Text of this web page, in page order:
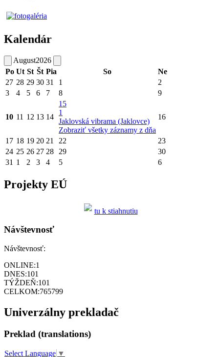
Kalendár
August2026
Po Ut St Št Pia So
Ne
27 28 29 30 31 1
2
3
4 5 6 7 8 9
10 11 12 13 14
15
1
Jaklovská vibrama (Jaklovce)
Zobraziť všetky záznamy z dňa
16
17 18 19 20 21 22
23
24 25 26 27 28 29
30
31 1 2 3 4 5 6
Projekty EÚ
tu k stiahnutiu
Návštevnosť
Návštevnosť:
ONLINE:1
DNES:101
TÝŽDEŇ:101
CELKOM:765799
Univerzálny prekladač
Preklad (translations)
Select Language ▼